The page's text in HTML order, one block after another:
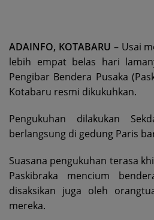
ADAINFO, KOTABARU – Usai
lebih empat belas hari
Pengibar Bendera Pusaka
Kotabaru resmi dikukuhkan.
Pengukuhan dilakukan
berlangsung di gedung Paris
Suasana pengukuhan terasa
Paskibraka mencium
disaksikan juga oleh
mereka.